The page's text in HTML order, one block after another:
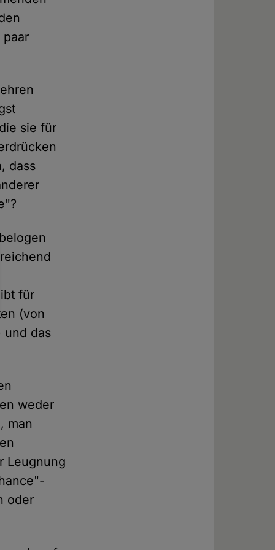
sie für
dass
für
(von
und das
weder
man
Leugnung
oder